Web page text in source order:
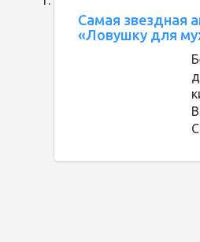
Самая звездная
«Ловушку для